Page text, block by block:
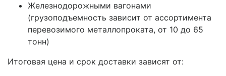
Железнодорожными вагонами
(грузоподъемность зависит от ассортимента
перевозимого металлопроката, от 10 до 65
тонн)
Итоговая цена и срок доставки зависят от: